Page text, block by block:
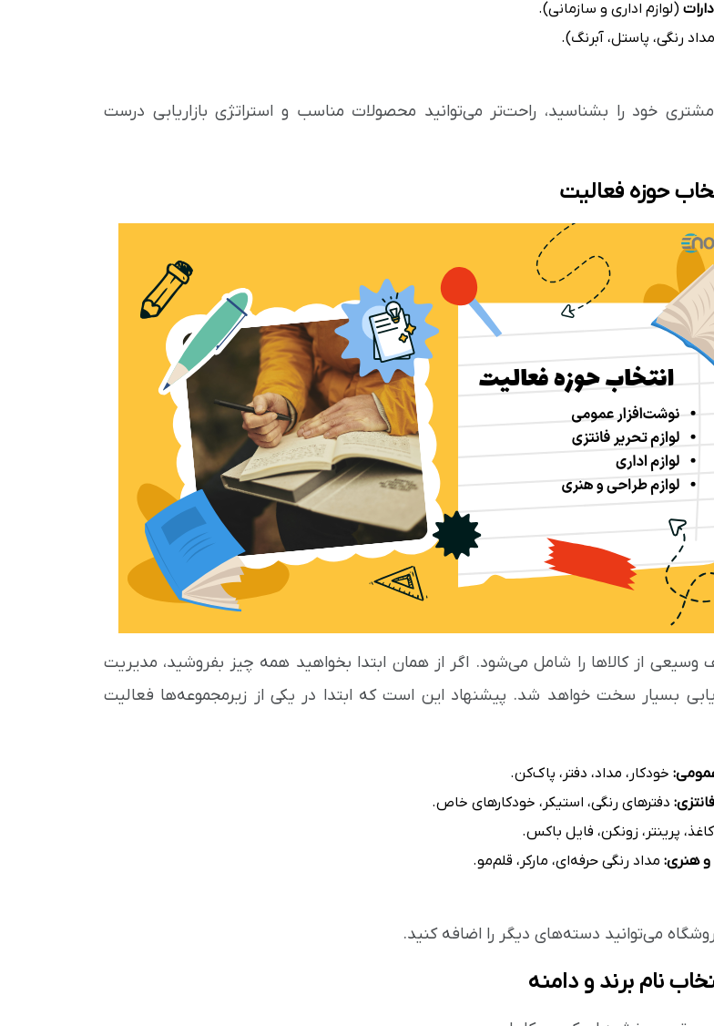
(لوازم اداری و سازمانی).
رنگی، پاستل، آبرنگ).
خود را بشناسید، راحت‌تر می‌توانید محصولات مناسب و استراتژی بازاریابی درست
حوزه فعالیت
وسیعی از کالاها را شامل می‌شود. اگر از همان ابتدا بخواهید همه چیز بفروشید، مدیریت
بسیار سخت خواهد شد. پیشنهاد این است که ابتدا در یکی از زیرمجموعه‌ها فعالیت
خودکار، مداد، دفتر، پاک‌کن.
دفترهای رنگی، استیکر، خودکارهای خاص.
پرینتر، زونکن، فایل باکس.
و هنری:مداد رنگی حرفه‌ای، مارکر، قلم‌مو.
می‌توانید دسته‌های دیگر را اضافه کنید.
نام برند و دامنه